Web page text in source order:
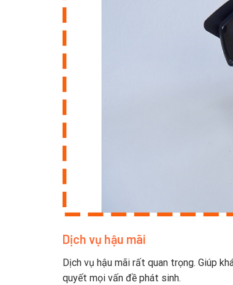
Dịch vụ hậu mãi
Dịch vụ hậu mãi rất quan trọng. Giúp
quyết mọi vấn đề phát sinh.